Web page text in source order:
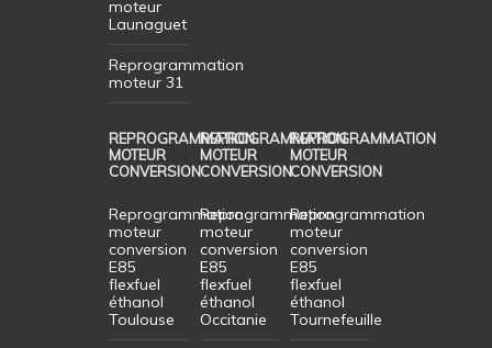
moteur
Launaguet
Reprogrammation
moteur 31
REPROGRAMMATION
MOTEUR
CONVERSION
Reprogrammation
moteur
conversion
E85
flexfuel
éthanol
Toulouse
REPROGRAMMATION
MOTEUR
CONVERSION
Reprogrammation
moteur
conversion
E85
flexfuel
éthanol
Occitanie
REPROGRAMMATION
MOTEUR
CONVERSION
Reprogrammation
moteur
conversion
E85
flexfuel
éthanol
Tournefeuille